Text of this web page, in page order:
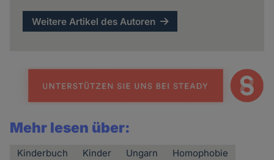
Weitere Artikel des Autoren
Mehr lesen über:
Kinderbuch Kinder Ungarn Homophobie